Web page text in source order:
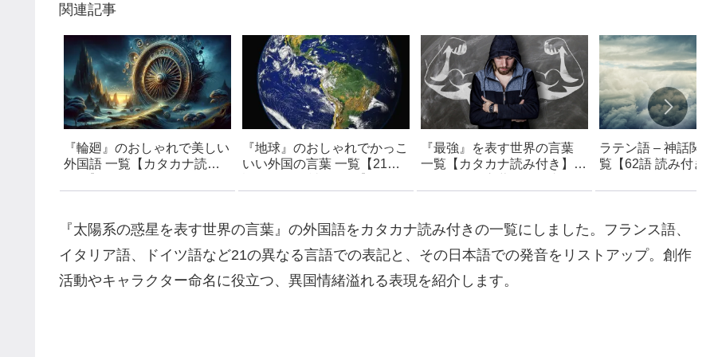
関連記事
『輪廻』のおしゃれで美しい
外国語 一覧【カタカナ読み
に使えるアイデア集
『地球』のおしゃれでかっこ
いい外国の言葉 一覧【21言
ンス語・イタリア語・ドイツ
『最強』を表す世界の言葉
一覧【カタカナ読み付き】-
イデア集
ラテン語 – 神話関連
覧【62語 読み付き
ア集
『太陽系の惑星を表す世界の言葉』の外国語をカタカナ読み付きの一覧にしました。フランス語、
イタリア語、ドイツ語など21の異なる言語での表記と、その日本語での発音をリストアップ。創作
活動やキャラクター命名に役立つ、異国情緒溢れる表現を紹介します。